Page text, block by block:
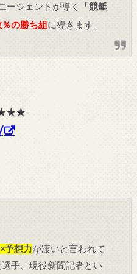
ージェントが導く
「競艇
％の勝ち組に導きます。
予想力が凄いと言われて
手、現役新聞記者とい